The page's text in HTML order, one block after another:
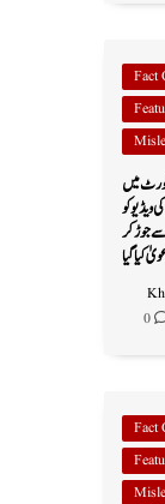
Fact
میں
ویڈیو کو
جوڑ کر
کیا گیا
0
Fact